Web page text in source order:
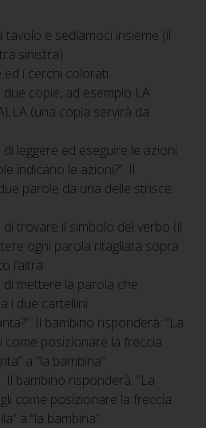
e sediamoci insieme (il
sinistra)
ed i cerchi colorati
copie, ad esempio LA
(una copia servirà da
leggere ed eseguire le azioni
indicano le azioni?”. Il
parole da una delle strisce:
trovare il simbolo del verbo (il
ogni parola ritagliata sopra
l’altra
mettere la parola che
i due cartellini
Il bambino risponderà: “La
come posizionare la freccia
a “la bambina”
Il bambino risponderà: “La
come posizionare la freccia
a “la bambina”